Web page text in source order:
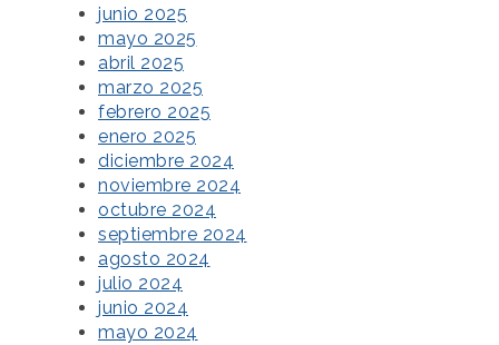
junio 2025
mayo 2025
abril 2025
marzo 2025
febrero 2025
enero 2025
diciembre 2024
noviembre 2024
octubre 2024
septiembre 2024
agosto 2024
julio 2024
junio 2024
mayo 2024